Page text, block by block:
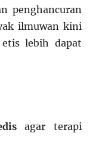
penghancuran
ilmuwan kini
lebih dapat
agar terapi